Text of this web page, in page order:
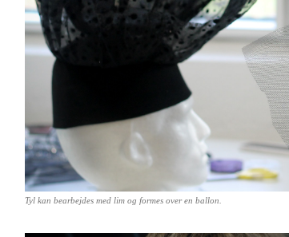
Tyl kan bearbejdes med lim og formes over en ballon.